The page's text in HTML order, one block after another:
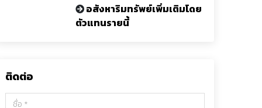
อสังหาริมทรัพย์เพิ่มเติมโดย
ตัวแทนรายนี้
ติดต่อ